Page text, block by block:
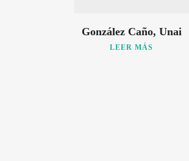
González Caño, Unai
LEER MÁS